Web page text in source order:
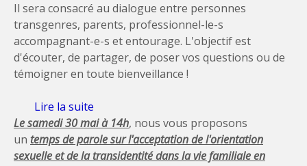
Il sera consacré au dialogue entre personnes
transgenres, parents, professionnel-le-s
accompagnant-e-s et entourage. L'objectif est
d'écouter, de partager, de poser vos questions ou de
témoigner en toute bienveillance !
Lire la suite
Le samedi 30 mai à 14h, nous vous proposons
un temps de parole sur l'acceptation de l'orientation
sexuelle et de la transidentité dans la vie familiale en